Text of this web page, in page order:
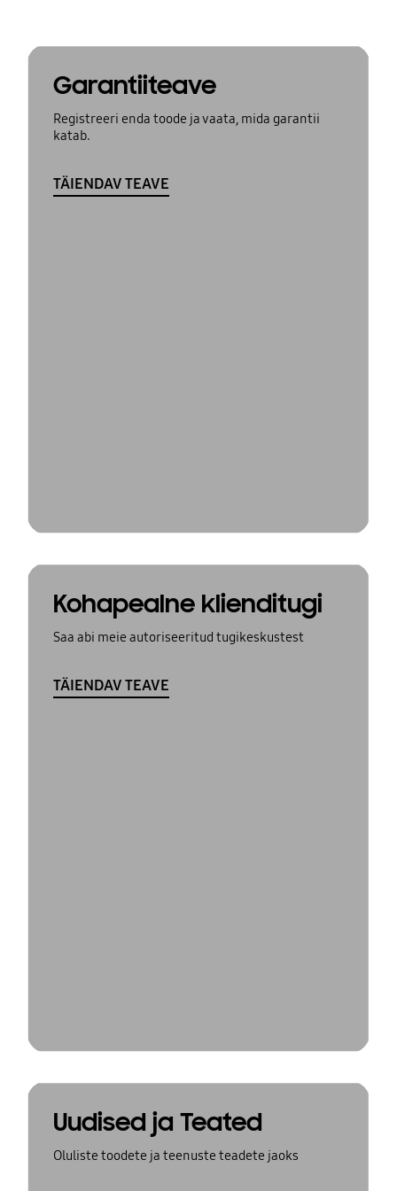
Garantiiteave
Registreeri enda toode ja vaata, mida garantii
katab.
TÄIENDAV TEAVE
Kohapealne klienditugi
Saa abi meie autoriseeritud tugikeskustest
TÄIENDAV TEAVE
Uudised ja Teated
Oluliste toodete ja teenuste teadete jaoks